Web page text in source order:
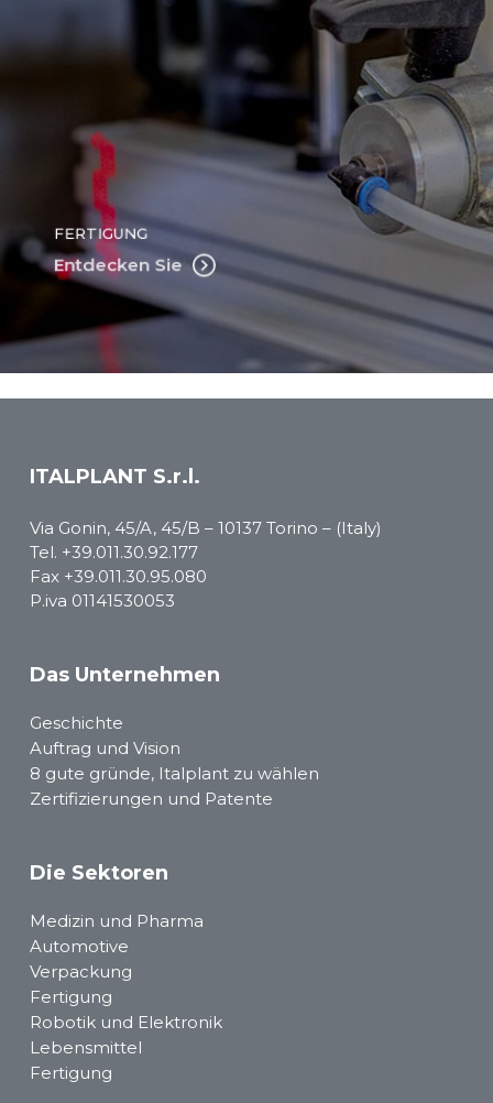
FERTIGUNG
Entdecken Sie
ITALPLANT S.r.l.
Via Gonin, 45/A, 45/B – 10137 Torino – (Italy)
Tel. +39.011.30.92.177
Fax +39.011.30.95.080
P.iva 01141530053
Das Unternehmen
Geschichte
Auftrag und Vision
8 gute gründe, Italplant zu wählen
Zertifizierungen und Patente
Die Sektoren
Medizin und Pharma
Automotive
Verpackung
Fertigung
Robotik und Elektronik
Lebensmittel
Fertigung